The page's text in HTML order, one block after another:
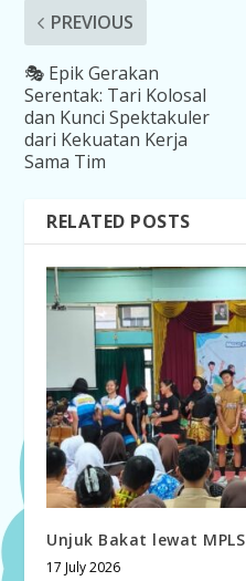
PREVIOUS
🎭 Epik Gerakan
Serentak: Tari Kolosal
dan Kunci Spektakuler
dari Kekuatan Kerja
Sama Tim
RELATED POSTS
Unjuk Bakat lewat MPLS
17 July 2026